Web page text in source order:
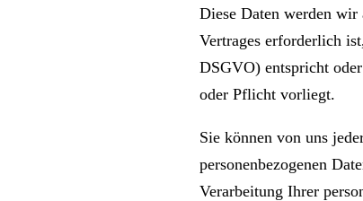
Diese Daten werden
Vertrages erforderlich
DSGVO) entspricht
oder Pflicht vorliegt.
Sie können von uns
personenbezogenen
Verarbeitung Ihrer